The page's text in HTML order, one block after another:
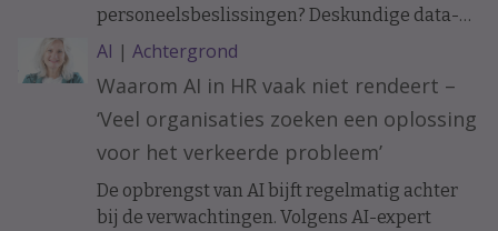
personeelsbeslissingen? Deskundige data-
ethiek Koen Versmissen maant tot
voorzichtigheid.
AI | Achtergrond
Waarom AI in HR vaak niet rendeert –
‘Veel organisaties zoeken een oplossing
voor het verkeerde probleem’
De opbrengst van AI bijft regelmatig achter
bij de verwachtingen. Volgens AI-expert